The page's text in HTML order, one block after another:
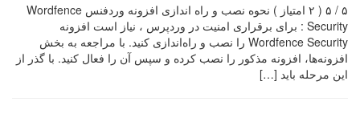
۵ / ۵ ( ۲ امتیاز ) نحوه نصب و راه اندازی افزونه وردفنس Wordfence
Security : برای برقراری امنیت در وردپرس ، نیاز است افزونه
Wordfence Security را نصب و راه‌اندازی کنید. با مراجعه به بخش
افزونه‌ها، افزونه مذکور را نصب کرده و سپس آن را فعال کنید. با گذر از
این مرحله باید […]